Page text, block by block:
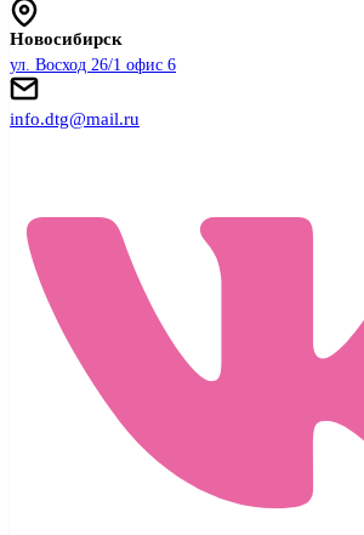
Новосибирск
ул. Восход 26/1 офис 6
info.dtg@mail.ru